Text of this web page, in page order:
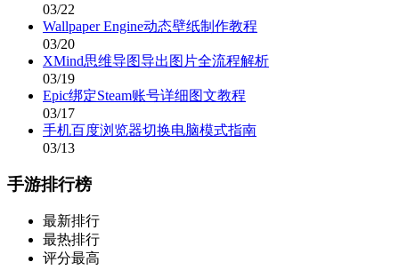
03/22
Wallpaper Engine动态壁纸制作教程
03/20
XMind思维导图导出图片全流程解析
03/19
Epic绑定Steam账号详细图文教程
03/17
手机百度浏览器切换电脑模式指南
03/13
手游排行榜
最新排行
最热排行
评分最高